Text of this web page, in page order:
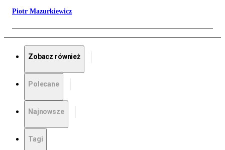
Piotr Mazurkiewicz
Zobacz również
Polecane
Najnowsze
Tagi